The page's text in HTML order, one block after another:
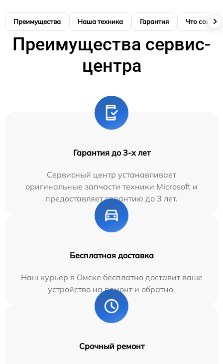
Преимущества Наша техника Гарантия Что
Преимущества сервис-
центра
Гарантия до 3-х лет
Сервисный центр устанавливает
оригинальные запчасти техники Microsoft и
предоставляет гарантию до 3 лет.
Бесплатная доставка
Наш курьер в Омске бесплатно доставит ваше
устройство на ремонт и обратно.
Срочный ремонт